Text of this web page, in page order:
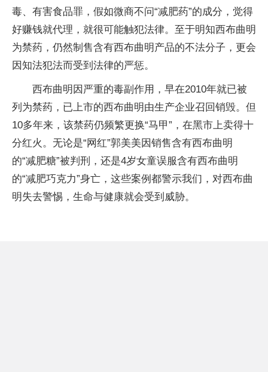
毒、有害食品罪，假如微商不问“减肥药”的成分，觉得
好赚钱就代理，就很可能触犯法律。至于明知西布曲明
为禁药，仍然制售含有西布曲明产品的不法分子，更会
因知法犯法而受到法律的严惩。
西布曲明因严重的毒副作用，早在2010年就已被
列为禁药，已上市的西布曲明由生产企业召回销毁。但
10多年来，该禁药仍频繁更换“马甲”，在黑市上卖得十
分红火。无论是“网红”郭美美因销售含有西布曲明
的“减肥糖”被判刑，还是4岁女童误服含有西布曲明
的“减肥巧克力”身亡，这些案例都警示我们，对西布曲
明失去警惕，生命与健康就会受到威胁。